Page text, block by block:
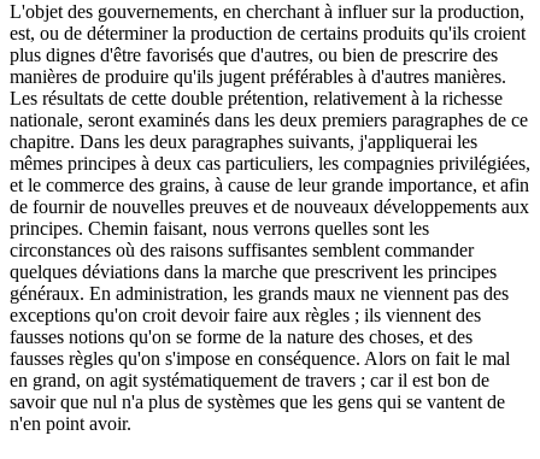
L'objet des gouvernements, en cherchant à influer sur la production,
est, ou de déterminer la production de certains produits qu'ils croient
plus dignes d'être favorisés que d'autres, ou bien de prescrire des
manières de produire qu'ils jugent préférables à d'autres manières.
Les résultats de cette double prétention, relativement à la richesse
nationale, seront examinés dans les deux premiers paragraphes de ce
chapitre. Dans les deux paragraphes suivants, j'appliquerai les
mêmes principes à deux cas particuliers, les compagnies privilégiées,
et le commerce des grains, à cause de leur grande importance, et afin
de fournir de nouvelles preuves et de nouveaux développements aux
principes. Chemin faisant, nous verrons quelles sont les
circonstances où des raisons suffisantes semblent commander
quelques déviations dans la marche que prescrivent les principes
généraux. En administration, les grands maux ne viennent pas des
exceptions qu'on croit devoir faire aux règles ; ils viennent des
fausses notions qu'on se forme de la nature des choses, et des
fausses règles qu'on s'impose en conséquence. Alors on fait le mal
en grand, on agit systématiquement de travers ; car il est bon de
savoir que nul n'a plus de systèmes que les gens qui se vantent de
n'en point avoir.